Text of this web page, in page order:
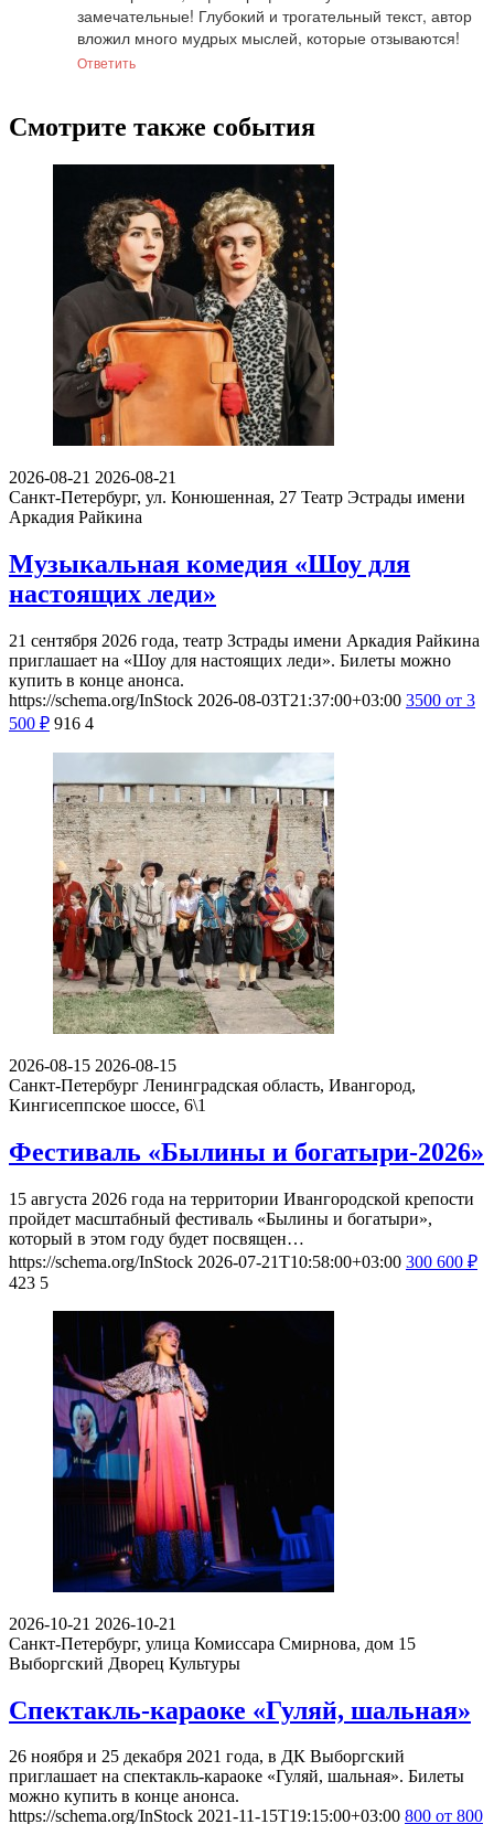
замечательные! Глубокий и трогательный текст, автор
вложил много мудрых мыслей, которые отзываются!
Ответить
Смотрите также события
2026-08-21 2026-08-21
Cанкт-Петербург, ул. Конюшенная, 27 Театр Эстрады имени
Аркадия Райкина
Музыкальная комедия «Шоу для
настоящих леди»
21 сентября 2026 года, театр Зстрады имени Аркадия Райкина
приглашает на «Шоу для настоящих леди». Билеты можно
купить в конце анонса.
https://schema.org/InStock 2026-08-03T21:37:00+03:00 3500 от 3
500 ₽ 916 4
2026-08-15 2026-08-15
Санкт-Петербург Ленинградская область, Ивангород,
Кингисеппское шоссе, 6\1
Фестиваль «Былины и богатыри-2026»
15 августа 2026 года на территории Ивангородской крепости
пройдет масштабный фестиваль «Былины и богатыри»,
который в этом году будет посвящен…
https://schema.org/InStock 2026-07-21T10:58:00+03:00 300 600 ₽
423 5
2026-10-21 2026-10-21
Санкт-Петербург, улица Комиссара Смирнова, дом 15
Выборгский Дворец Культуры
Спектакль-караоке «Гуляй, шальная»
26 ноября и 25 декабря 2021 года, в ДК Выборгский
приглашает на спектакль-караоке «Гуляй, шальная». Билеты
можно купить в конце анонса.
https://schema.org/InStock 2021-11-15T19:15:00+03:00 800 от 800